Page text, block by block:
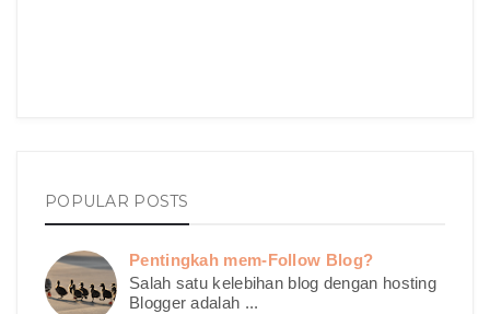
POPULAR POSTS
Pentingkah mem-Follow Blog?
Salah satu kelebihan blog dengan hosting
Blogger adalah ...